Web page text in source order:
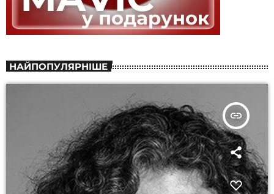
НАЙПОПУЛЯРНІШЕ
insert_link